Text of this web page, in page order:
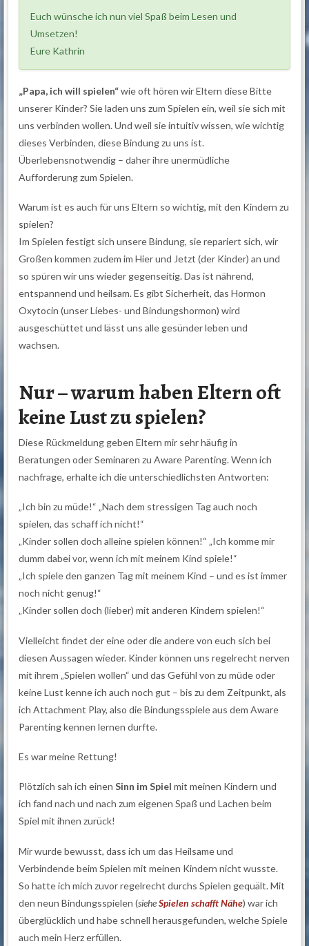
Euch wünsche ich nun viel Spaß beim Lesen und
Umsetzen!
Eure Kathrin
„Papa, ich will spielen“wie oft hören wir Eltern diese Bitte
unserer Kinder? Sie laden uns zum Spielen ein, weil sie sich mit
uns verbinden wollen. Und weil sie intuitiv wissen, wie wichtig
dieses Verbinden, diese Bindung zu uns ist.
Überlebensnotwendig – daher ihre unermüdliche
Aufforderung zum Spielen.
Warum ist es auch für uns Eltern so wichtig, mit den Kindern zu
spielen?
Im Spielen festigt sich unsere Bindung, sie repariert sich, wir
Großen kommen zudem im Hier und Jetzt (der Kinder) an und
so spüren wir uns wieder gegenseitig. Das ist nährend,
entspannend und heilsam. Es gibt Sicherheit, das Hormon
Oxytocin (unser Liebes- und Bindungshormon) wird
ausgeschüttet und lässt uns alle gesünder leben und
wachsen.
Nur – warum haben Eltern oft
keine Lust zu spielen?
Diese Rückmeldung geben Eltern mir sehr häufig in
Beratungen oder Seminaren zu Aware Parenting. Wenn ich
nachfrage, erhalte ich die unterschiedlichsten Antworten:
„Ich bin zu müde!“ „Nach dem stressigen Tag auch noch
spielen, das schaff ich nicht!“
„Kinder sollen doch alleine spielen können!“ „Ich komme mir
dumm dabei vor, wenn ich mit meinem Kind spiele!“
„Ich spiele den ganzen Tag mit meinem Kind – und es ist immer
noch nicht genug!“
„Kinder sollen doch (lieber) mit anderen Kindern spielen!“
Vielleicht findet der eine oder die andere von euch sich bei
diesen Aussagen wieder. Kinder können uns regelrecht nerven
mit ihrem „Spielen wollen“ und das Gefühl von zu müde oder
keine Lust kenne ich auch noch gut – bis zu dem Zeitpunkt, als
ich Attachment Play, also die Bindungsspiele aus dem Aware
Parenting kennen lernen durfte.
Es war meine Rettung!
Plötzlich sah ich einenSinn im Spiel mit meinen Kindern und
ich fand nach und nach zum eigenen Spaß und Lachen beim
Spiel mit ihnen zurück!
Mir wurde bewusst, dass ich um das Heilsame und
Verbindende beim Spielen mit meinen Kindern nicht wusste.
So hatte ich mich zuvor regelrecht durchs Spielen gequält. Mit
den neun Bindungsspielen (sieheSpielen schafft Nähe) war ich
überglücklich und habe schnell herausgefunden, welche Spiele
auch mein Herz erfüllen.